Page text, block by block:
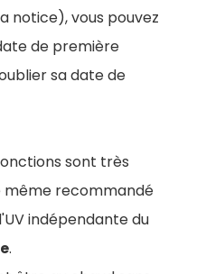
notice), vous pouvez
de première
sa date de
sont très
même recommandé
indépendante du
.